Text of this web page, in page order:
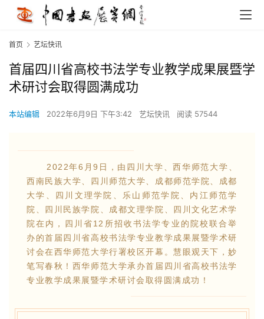
首页 艺坛快讯
首届四川省高校书法学专业教学成果展暨学
术研讨会取得圆满成功
本站编辑 2022年6月9日 下午3:42 艺坛快讯 阅读 57544
2022年6月9日，由四川大学、西华师范大学、
西南民族大学、四川师范大学、成都师范学院、成都
大学、四川文理学院、乐山师范学院、内江师范学
院、四川民族学院、成都文理学院、四川文化艺术学
院在内，四川省12所招收书法学专业的院校联合举
办的首届四川省高校书法学专业教学成果展暨学术研
讨会在西华师范大学行署校区开幕。慧眼观天下，妙
笔写春秋！西华师范大学承办首届四川省高校书法学
专业教学成果展暨学术研讨会取得圆满成功！